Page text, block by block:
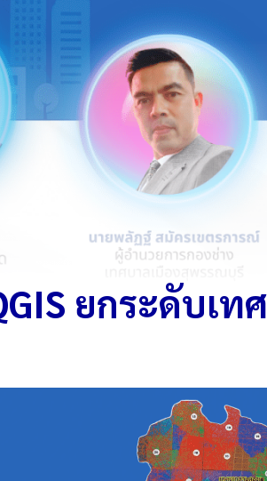
ยกระดับเ